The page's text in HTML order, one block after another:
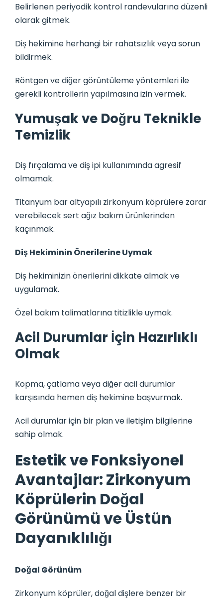
Belirlenen periyodik kontrol randevularına düzenli
olarak gitmek.
Diş hekimine herhangi bir rahatsızlık veya sorun
bildirmek.
Röntgen ve diğer görüntüleme yöntemleri ile
gerekli kontrollerin yapılmasına izin vermek.
Yumuşak ve Doğru Teknikle
Temizlik
Diş fırçalama ve diş ipi kullanımında agresif
olmamak.
Titanyum bar altyapılı zirkonyum köprülere zarar
verebilecek sert ağız bakım ürünlerinden
kaçınmak.
Diş Hekiminin Önerilerine Uymak
Diş hekiminizin önerilerini dikkate almak ve
uygulamak.
Özel bakım talimatlarına titizlikle uymak.
Acil Durumlar İçin Hazırlıklı
Olmak
Kopma, çatlama veya diğer acil durumlar
karşısında hemen diş hekimine başvurmak.
Acil durumlar için bir plan ve iletişim bilgilerine
sahip olmak.
Estetik ve Fonksiyonel
Avantajlar: Zirkonyum
Köprülerin Doğal
Görünümü ve Üstün
Dayanıklılığı
Doğal Görünüm
Zirkonyum köprüler, doğal dişlere benzer bir